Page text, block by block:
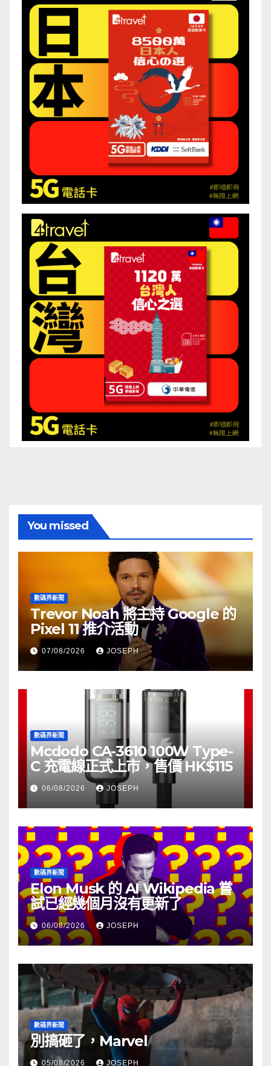
You missed
數碼界新聞
Trevor Noah 將主持 Google 的
Pixel 11 推介活動
07/08/2026 JOSEPH
數碼界新聞
Mcdodo CA-3610 100W Type-
C 充電線正式上市，售價 HK$115
06/08/2026 JOSEPH
數碼界新聞
Elon Musk 的 AI Wikipedia 嘗
試已經幾個月沒有更新了
06/08/2026 JOSEPH
數碼界新聞
別搞砸了，Marvel
05/08/2026 JOSEPH